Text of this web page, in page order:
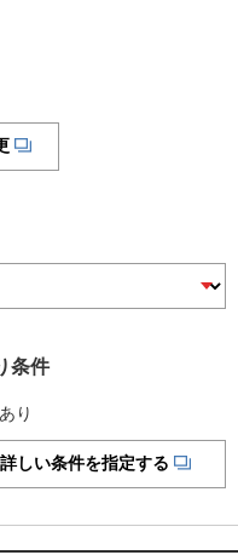
条件
り
しい条件を指定する